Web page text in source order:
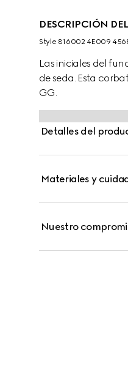
DESCRIPCIÓN
Style ‎816002 4E009
Las iniciales del
de seda. Esta
GG.
Detalles del
Materiales y
Nuestro